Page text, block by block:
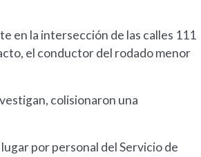
en la intersección de las calles 111
el conductor del rodado menor
colisionaron una
por personal del Servicio de